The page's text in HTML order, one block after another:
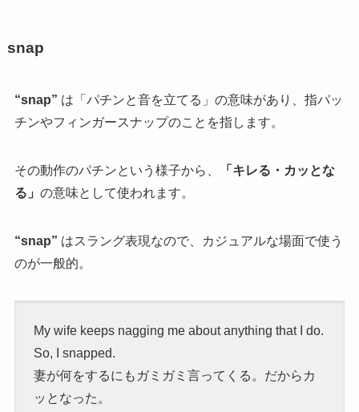
snap
“snap” は「パチンと音を立てる」の意味があり、指パッ
チンやフィンガースナップのことを指します。
その動作のパチンという様子から、
「キレる・カッとな
る」 の意味として使われます。
“snap” はスラング表現なので、カジュアルな場面で使う
のが一般的。
My wife keeps nagging me about anything that I do.
So, I snapped.
妻が何をするにもガミガミ言ってくる。だからカ
ッとなった。